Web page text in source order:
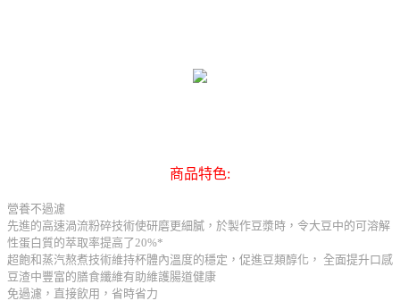
商品特色:
營養不過濾
先進的高速渦流粉碎技術使研磨更細膩，於製作豆漿時，令大豆中的可溶解
性蛋白質的萃取率提高了20%*
超飽和蒸汽熬煮技術維持杯體內溫度的穩定，促進豆類醇化， 全面提升口感
豆渣中豐富的膳食纖維有助維護腸道健康
免過濾，直接飲用，省時省力